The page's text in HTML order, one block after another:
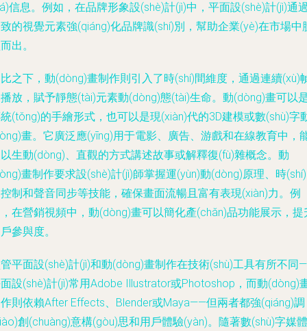
信息。例如，在品牌形象設(shè)計(jì)中，平面設(shè)計(jì)通
的視覺元素強(qiáng)化品牌識(shí)別，幫助企業(yè)在市場中
出。
之下，動(dòng)畫制作則引入了時(shí)間維度，通過連續(xù)
放，賦予靜態(tài)元素動(dòng)態(tài)生命。動(dòng)畫可以
(tǒng)的手繪形式，也可以是現(xiàn)代的3D建模或數(shù)字
畫。它廣泛應(yīng)用于電影、廣告、游戲和在線教育中，
生動(dòng)、直觀的方式講述故事或解釋復(fù)雜概念。動
畫制作要求設(shè)計(jì)師掌握運(yùn)動(dòng)原理、時
制和聲音同步等技能，確保畫面流暢且富有表現(xiàn)力。例
在營銷視頻中，動(dòng)畫可以簡化產(chǎn)品功能展示，提
參與度。
平面設(shè)計(jì)和動(dòng)畫制作在技術(shù)工具有所不同
設(shè)計(jì)常用Adobe Illustrator或Photoshop，而動(dòng)
則依賴After Effects、Blender或Maya——但兩者都強(qiáng)調
創(chuàng)意構(gòu)思和用戶體驗(yàn)。隨著數(shù)字媒體